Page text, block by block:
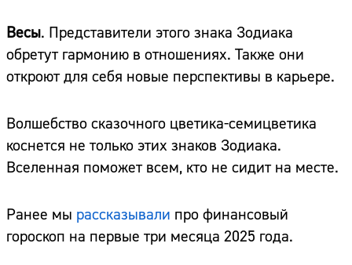
Весы. Представители этого знака Зодиака
обретут гармонию в отношениях. Также они
откроют для себя новые перспективы в карьере.
Волшебство сказочного цветика-семицветика
коснется не только этих знаков Зодиака.
Вселенная поможет всем, кто не сидит на месте.
Ранее мы рассказывали про финансовый
гороскоп на первые три месяца 2025 года.